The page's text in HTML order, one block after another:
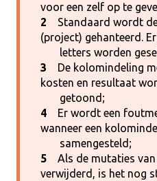
voor een zelf op te
2 Standaard wordt
(project) gehanteerd.
letters worden
3 De kolomindeling
kosten en resultaat
getoond;
4 Er wordt een
wanneer een
samengesteld;
5 Als de mutaties van
verwijderd, is